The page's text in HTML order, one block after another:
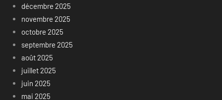
décembre 2025
novembre 2025
octobre 2025
septembre 2025
août 2025
juillet 2025
juin 2025
mai 2025